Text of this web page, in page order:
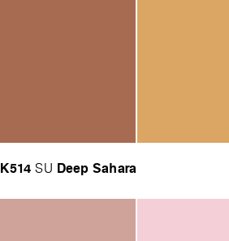
K514 SU Deep Sahara